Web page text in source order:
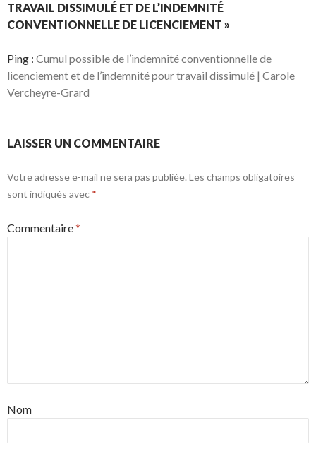
TRAVAIL DISSIMULÉ ET DE L’INDEMNITÉ
CONVENTIONNELLE DE LICENCIEMENT »
Ping : Cumul possible de l’indemnité conventionnelle de
licenciement et de l’indemnité pour travail dissimulé | Carole
Vercheyre-Grard
LAISSER UN COMMENTAIRE
Votre adresse e-mail ne sera pas publiée. Les champs obligatoires
sont indiqués avec *
Commentaire*
Nom